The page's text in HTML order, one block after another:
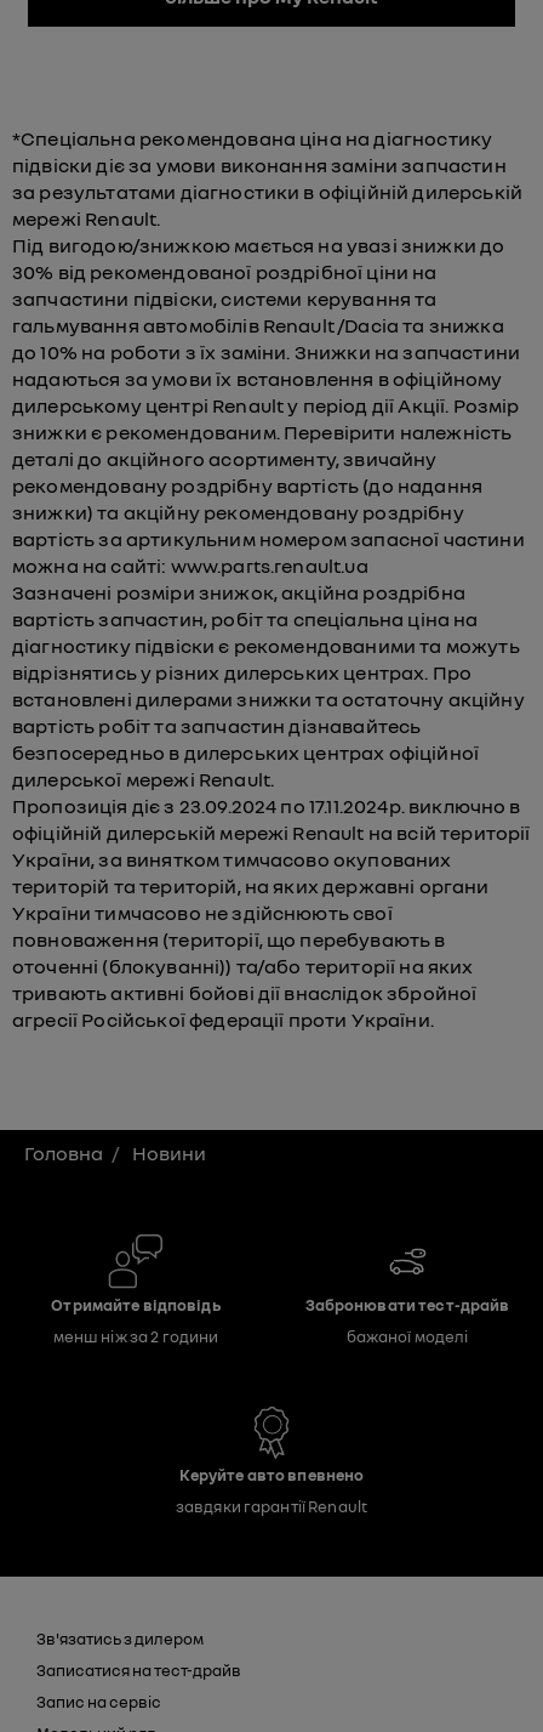
*Спеціальна рекомендована ціна на діагностику
підвіски діє за умови виконання заміни запчастин
за результатами діагностики в офіційній дилерській
мережі Renault.
Під вигодою/знижкою мається на увазі знижки до
30% від рекомендованої роздрібної ціни на
запчастини підвіски, системи керування та
гальмування автомобілів Renault /Dacia та знижка
до 10% на роботи з їх заміни. Знижки на запчастини
надаються за умови їх встановлення в офіційному
дилерському центрі Renault у період дії Акції. Розмір
знижки є рекомендованим. Перевірити належність
деталі до акційного асортименту, звичайну
рекомендовану роздрібну вартість (до надання
знижки) та акційну рекомендовану роздрібну
вартість за артикульним номером запасної частини
можна на сайті: www.parts.renault.ua
Зазначені розміри знижок, акційна роздрібна
вартість запчастин, робіт та спеціальна ціна на
діагностику підвіски є рекомендованими та можуть
відрізнятись у різних дилерських центрах. Про
встановлені дилерами знижки та остаточну акційну
вартість робіт та запчастин дізнавайтесь
безпосередньо в дилерських центрах офіційної
дилерської мережі Renault.
Пропозиція діє з 23.09.2024 по 17.11.2024р. виключно в
офіційній дилерській мережі Renault на всій території
України, за винятком тимчасово окупованих
територій та територій, на яких державні органи
України тимчасово не здійснюють свої
повноваження (території, що перебувають в
оточенні (блокуванні)) та/або території на яких
тривають активні бойові дії внаслідок збройної
агресії Російської федерації проти України.
Головна Новини
Отримайте відповідь
менш ніж за 2 години
Забронювати тест-драйв
бажаної моделі
Керуйте авто впевнено
завдяки гарантії Renault
Зв'язатись з дилером
Записатися на тест-драйв
Запис на сервіс